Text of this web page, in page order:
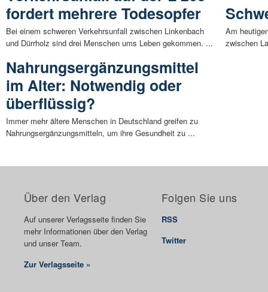
fordert mehrere Todesopfer
Bei einem schweren Verkehrsunfall zwischen Linkenbach
und Dürrholz sind drei Menschen ums Leben gekommen. ...
Nahrungsergänzungsmittel
im Alter: Notwendig oder
überflüssig?
Immer mehr ältere Menschen in Deutschland greifen zu
Nahrungsergänzungsmitteln, um ihre Gesundheit zu ...
Am
zwischen
Über den Verlag
Auf unserer Verlagsseite finden Sie
mehr Informationen über den Verlag
und unser Team.
Zur Verlagsseite »
Folgen Sie uns
RSS
Twitter